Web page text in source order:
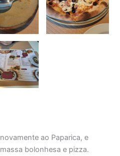
ao Paparica, e
bolonhesa e pizza.